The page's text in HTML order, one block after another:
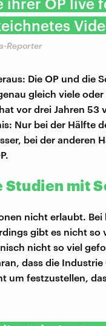
Reporter
Die OP und die
gleich viele
vor drei Jahren 53
Nur bei der Hälfte
bei der anderen
mit
nicht erlaubt.
gibt es nicht so
nicht so viel
dass die
um festzustellen,